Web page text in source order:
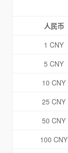
人民币
1 CNY
5 CNY
10 CNY
25 CNY
50 CNY
100 CNY